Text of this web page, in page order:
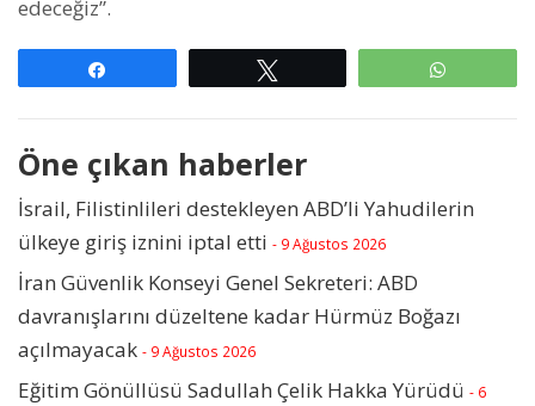
edeceğiz”.
Öne çıkan haberler
İsrail, Filistinlileri destekleyen ABD’li Yahudilerin
ülkeye giriş iznini iptal etti - 9 Ağustos 2026
İran Güvenlik Konseyi Genel Sekreteri: ABD
davranışlarını düzeltene kadar Hürmüz Boğazı
açılmayacak - 9 Ağustos 2026
Eğitim Gönüllüsü Sadullah Çelik Hakka Yürüdü - 6